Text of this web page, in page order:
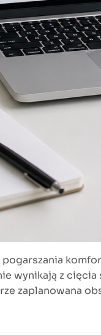
wynikają z
zaplanowana